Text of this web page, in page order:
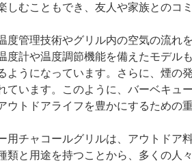
しむこともでき、友人や家族とのコ
度管理技術やグリル内の空気の流れ
度計や温度調節機能を備えたモデル
ようになっています。さらに、煙の
ています。このように、バーベキュ
ウトドアライフを豊かにするための
用チャコールグリルは、アウトドア
類と用途を持つことから、多くの人